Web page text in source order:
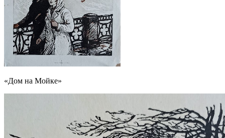
«Дом на Мойке»